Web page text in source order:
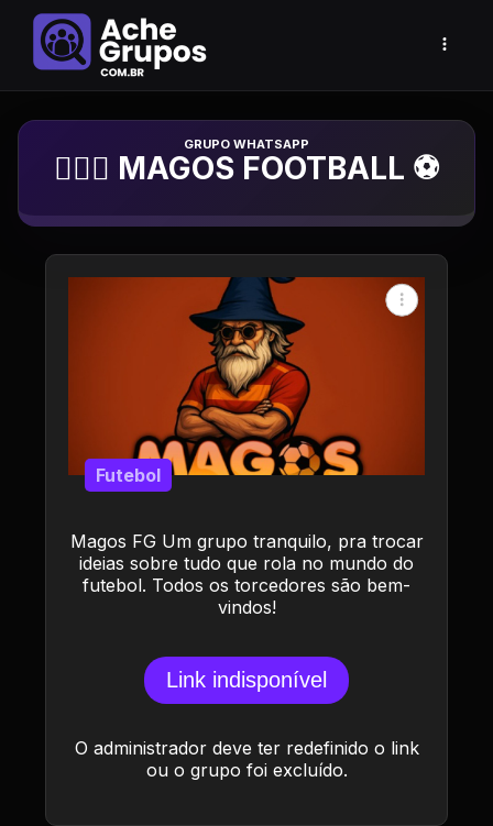
Grupo de Whatsapp
🧙🏻‍♂️ MAGOS FOOTBALL ⚽
Magos FG Um grupo tranquilo, pra trocar
ideias sobre tudo que rola no mundo do
futebol. Todos os torcedores são bem-
vindos!
Futebol
Link indisponível
O administrador deve ter redefinido o link
ou o grupo foi excluído.